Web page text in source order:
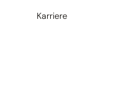
Karriere